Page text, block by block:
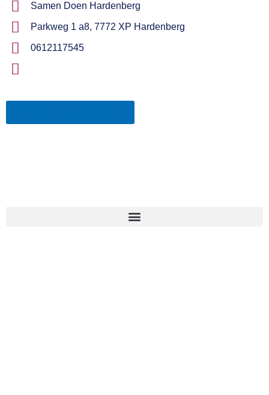
Samen Doen Hardenberg
Parkweg 1 a8, 7772 XP Hardenberg
0612117545